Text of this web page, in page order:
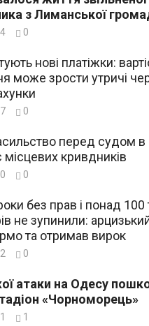
з Лиманської
0
нові платіжки:
може зрости утричі
0
перед судом в
місцевих кривдників
0
не зупинили:
та отримав вирок
0
атаки на Одесу
«Чорноморець»
1